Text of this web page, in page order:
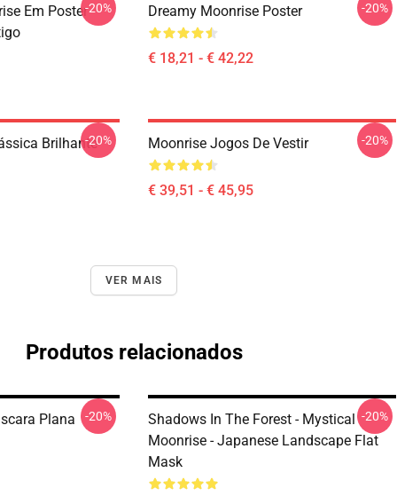
Em Poster-20% Dreamy Moonrise Poster
€ 18,21 - € 42,22
-20%
Brilhante-20% Moonrise Jogos De Vestir
€ 39,51 - € 45,95
-20%
VER MAIS
Produtos relacionados
Plana -20%
Shadows In The Forest - Mystical
Moonrise - Japanese Landscape Flat
Mask
-20%